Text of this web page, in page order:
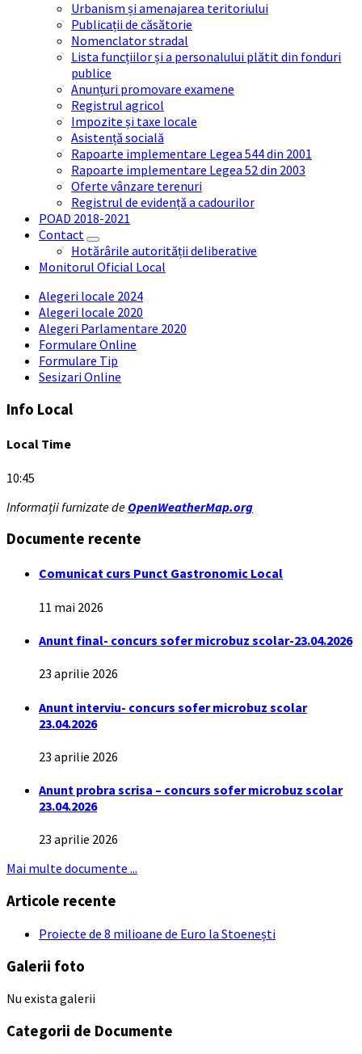
Urbanism și amenajarea teritoriului
Publicații de căsătorie
Nomenclator stradal
Lista funcțiilor și a personalului plătit din fonduri
publice
Anunțuri promovare examene
Registrul agricol
Impozite și taxe locale
Asistență socială
Rapoarte implementare Legea 544 din 2001
Rapoarte implementare Legea 52 din 2003
Oferte vânzare terenuri
Registrul de evidență a cadourilor
POAD 2018-2021
Contact
Hotărârile autorității deliberative
Monitorul Oficial Local
Alegeri locale 2024
Alegeri locale 2020
Alegeri Parlamentare 2020
Formulare Online
Formulare Tip
Sesizari Online
Info Local
Local Time
10:45
Informații furnizate de OpenWeatherMap.org
Documente recente
Comunicat curs Punct Gastronomic Local
11 mai 2026
Anunt final- concurs sofer microbuz scolar-23.04.2026
23 aprilie 2026
Anunt interviu- concurs sofer microbuz scolar
23.04.2026
23 aprilie 2026
Anunt probra scrisa – concurs sofer microbuz scolar
23.04.2026
23 aprilie 2026
Mai multe documente ...
Articole recente
Proiecte de 8 milioane de Euro la Stoenești
Galerii foto
Nu exista galerii
Categorii de Documente